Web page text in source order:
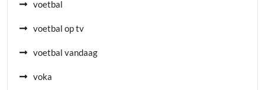
voetbal
voetbal op tv
voetbal vandaag
voka